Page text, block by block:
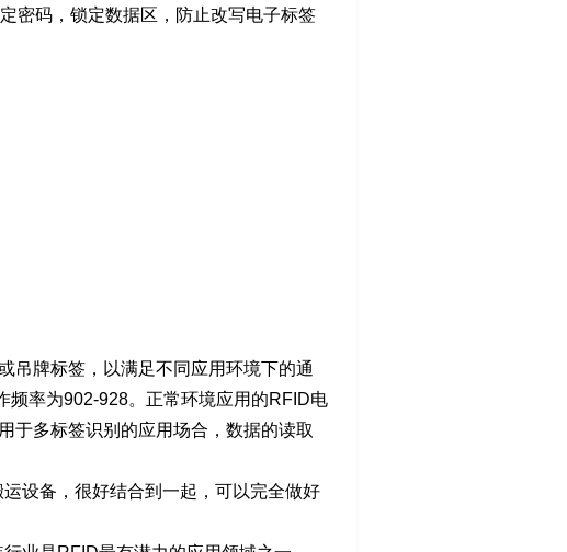
密码，锁定数据区，防止改写电子标签
吊牌标签，以满足不同应用环境下的通
频率为902-928。正常环境应用的RFID电
于多标签识别的应用场合，数据的读取
设备，很好结合到一起，可以完全做好